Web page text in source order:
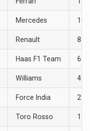
Mercedes 10
Renault 8
Haas F1 Team 6
Williams 4
Force India 2
Toro Rosso 1